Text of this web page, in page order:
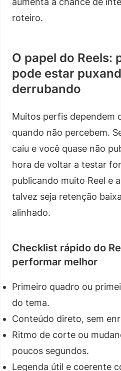
roteiro.
O papel do Reels:
pode estar
derrubando
Muitos perfis dependem
quando não percebem.
caiu e você quase não
hora de voltar a testar
publicando muito Reel e
talvez seja retenção
alinhado.
Checklist rápido do
performar melhor
Primeiro quadro ou
do tema.
Conteúdo direto, sem
Ritmo de corte ou
poucos segundos.
Legenda útil e coerente